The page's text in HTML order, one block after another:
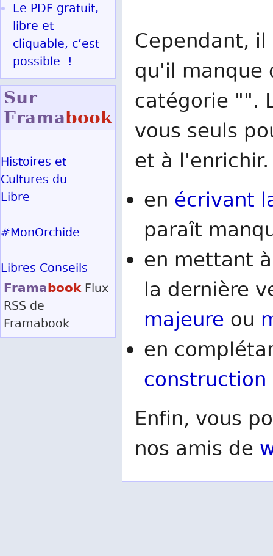
Cependant,
qu'il manque
catégorie "".
vous seuls
et à l'enrichir.
en écrivant
paraît
en mettant
la dernière
majeure ou
en
construction
Enfin, vous
nos amis de
Le PDF gratuit,
libre et
cliquable, c’est
possible !
Sur
Framabook
Histoires et
Cultures du
Libre
#MonOrchide
Libres Conseils
Framabook Flux
RSS de
Framabook